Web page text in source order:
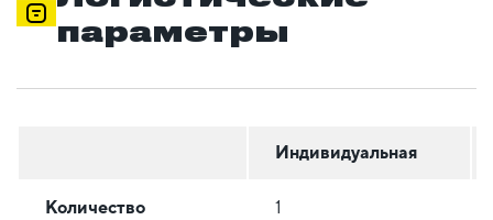
параметры
Индивидуальная
Количество 1